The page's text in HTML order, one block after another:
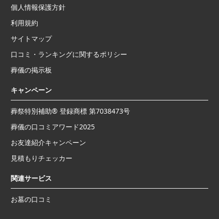
個人情報保護方針
利用規約
サイトマップ
口コミ・ランキングに関するポリシー
葬儀の掲示板
キャンペーン
葬祭特別補助® 登録商標 第7038473号
葬儀の口コミアワード2025
お友達紹介キャンペーン
見積もりチェッカー
関連サービス
お墓の口コミ